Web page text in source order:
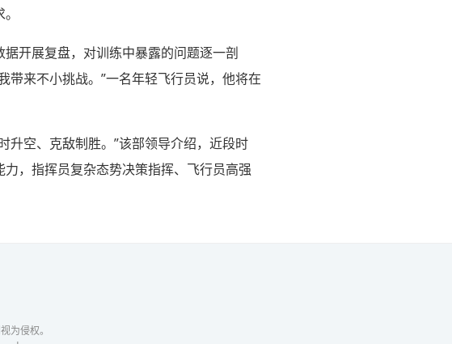
开展复盘，对训练中暴露的问题逐一剖
带来不小挑战。”一名年轻飞行员说，他将在
升空、克敌制胜。”该部领导介绍，近段时
，指挥员复杂态势决策指挥、飞行员高强
为侵权。